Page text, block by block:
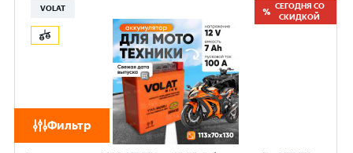
Фильтр
VOLAT
СЕГОДНЯ СО
СКИДКОЙ